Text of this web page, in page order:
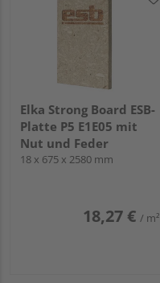
Elka Strong Board ESB-
Platte P5 E1E05 mit
Nut und Feder
18 x 675 x 2580 mm
18,27 € / m²